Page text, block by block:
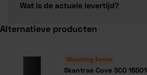
Wat is de actuele levertijd?
Alternatieve producten
Matching Series
Skantrae Cove SCO 15501